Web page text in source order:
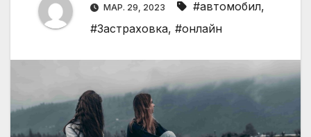
МАР. 29, 2023 #автомобил,
#Застраховка, #онлайн